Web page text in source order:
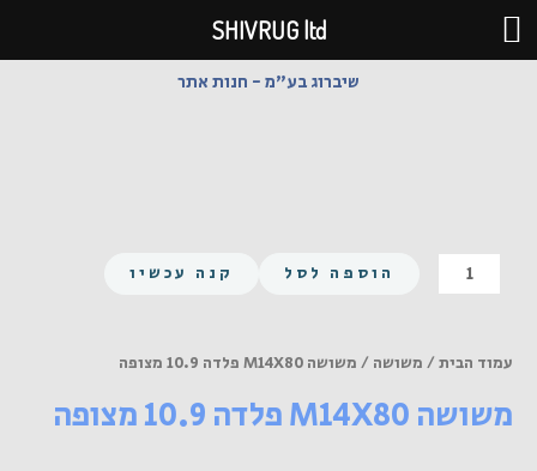
דילוג
לתוכן
שיברוג בע"מ - חנות אתר
כמות
של
10.9
הוספה לסל קנה עכשיו
עמוד הבית/ משושה / משושה M14X80 פלדה 10.9 מצופה
משושה M14X80 פלדה 10.9 מצופה
SHIVRUG ltd